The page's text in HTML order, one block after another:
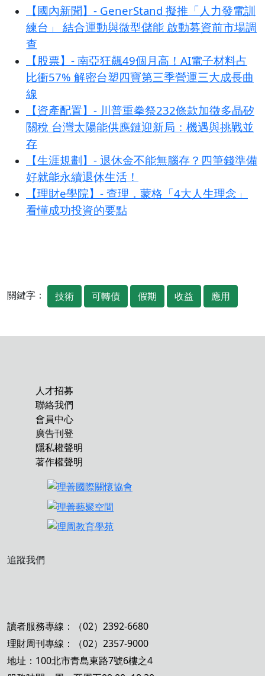
【國內新聞】- GenerStand 擬推「人力發電訓
練台」 結合運動與微型儲能 啟動募資前市場調
查
【股票】- 南亞狂飆49個月高！AI電子材料占
比衝57% 解密台塑四寶第三季營運三大成長曲
線
【資產配置】- 川普重拳祭232條款加徵多晶矽
關稅 台灣太陽能供應鏈迎新局：機遇與挑戰並
存
【生涯規劃】- 退休金不能無腦存？四筆錢準備
好就能永續退休生活！
【理財e學院】- 查理．蒙格「4大人生理念」
看懂成功投資的要點
關鍵字： 技術 可轉債 假期 收益 應用
人才招募
聯絡我們
會員中心
廣告刊登
隱私權聲明
著作權聲明
追蹤我們
讀者服務專線：（02）2392-6680
理財周刊專線：（02）2357-9000
地址：100北市青島東路7號6樓之4